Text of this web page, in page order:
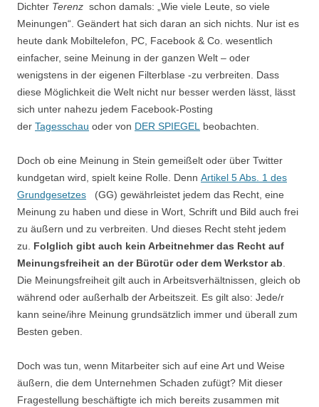
Dichter Terenz schon damals: „Wie viele Leute, so viele
Meinungen“. Geändert hat sich daran an sich nichts. Nur ist es
heute dank Mobiltelefon, PC, Facebook & Co. wesentlich
einfacher, seine Meinung in der ganzen Welt – oder
wenigstens in der eigenen Filterblase -zu verbreiten. Dass
diese Möglichkeit die Welt nicht nur besser werden lässt, lässt
sich unter nahezu jedem Facebook-Posting
der Tagesschau oder von DER SPIEGEL beobachten.
Doch ob eine Meinung in Stein gemeißelt oder über Twitter
kundgetan wird, spielt keine Rolle. Denn Artikel 5 Abs. 1 des
Grundgesetzes
(GG) gewährleistet jedem das Recht, eine
Meinung zu haben und diese in Wort, Schrift und Bild auch frei
zu äußern und zu verbreiten. Und dieses Recht steht jedem
zu. Folglich gibt auch kein Arbeitnehmer das Recht auf
Meinungsfreiheit an der Bürotür oder dem Werkstor ab
Die Meinungsfreiheit gilt auch in Arbeitsverhältnissen, gleich ob
während oder außerhalb der Arbeitszeit. Es gilt also: Jede/r
kann seine/ihre Meinung grundsätzlich immer und überall zum
Besten geben.
Doch was tun, wenn Mitarbeiter sich auf eine Art und Weise
äußern, die dem Unternehmen Schaden zufügt? Mit dieser
Fragestellung beschäftigte ich mich bereits zusammen mit